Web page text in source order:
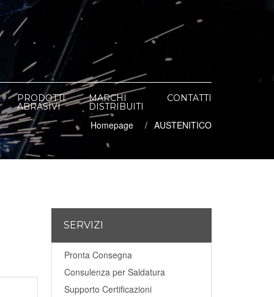
PRODOTTI
ABRASIVI
MARCHI
DISTRIBUITI
CONTATTI
Homepage AUSTENITICO
SERVIZI
Pronta Consegna
Consulenza per Saldatura
Supporto Certificazioni